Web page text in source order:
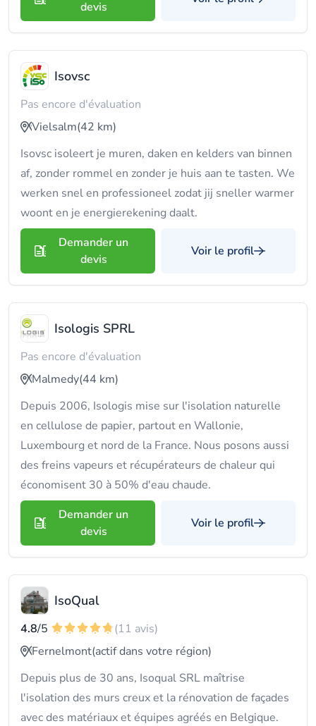
devis
Isovsc
Pas encore d'évaluation
Vielsalm(42 km)
Isovsc isoleert je muren, daken en kelders van binnen
af, zonder rommel en zonder je huis aan te tasten. We
werken snel en professioneel zodat jij sneller warmer
woont en je energierekening daalt.
Demander un
devis
Voir le profil
Isologis SPRL
Pas encore d'évaluation
Malmedy(44 km)
Depuis 2006, Isologis mise sur l'isolation naturelle
en cellulose de papier, partout en Wallonie,
Luxembourg et nord de la France. Nous posons aussi
des freins vapeurs et récupérateurs de chaleur qui
économisent 30 à 50% d'eau chaude.
Demander un
devis
Voir le profil
IsoQual
4.8/5
(11 avis)
Fernelmont(actif dans votre région)
Depuis plus de 30 ans, Isoqual SRL maîtrise
l'isolation des murs creux et la rénovation de façades
avec des matériaux et équipes agréés en Belgique.